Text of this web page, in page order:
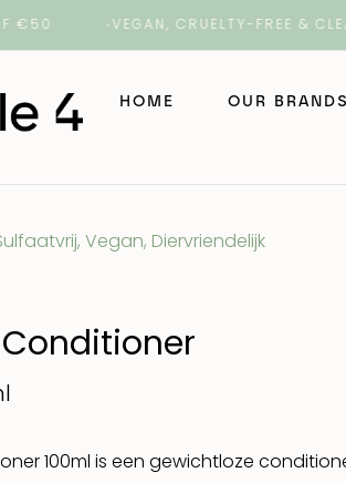
VEGAN, CRUELTY-FREE & CLEAN
HOME OUR BRANDS
Vegan, Diervriendelijk
100ml is een gewichtloze